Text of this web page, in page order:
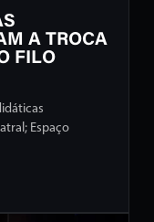
A TROCA
FILO
Espaço